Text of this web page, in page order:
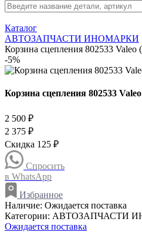
Каталог
АВТОЗАПЧАСТИ ИНОМАРКИ
Корзина сцепления 802533
-5%
Корзина сцепления 802533
2 500 ₽
2 375 ₽
Скидка 125 ₽
Спросить
в WhatsApp
Избранное
Наличие: Ожидается поставка
Категории: АВТОЗАПЧАСТИ
Ожидается поставка